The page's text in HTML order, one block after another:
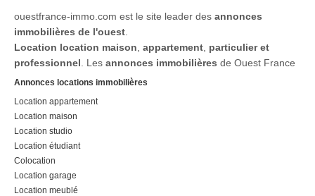
ouestfrance-immo.com est le site leader des annonces
immobilières de l'ouest
Location location maison appartement particulier et
professionnel . Les annonces immobilières de Ouest France
Annonces locations immobilières
Location appartement
Location maison
Location studio
Location étudiant
Colocation
Location garage
Location meublé